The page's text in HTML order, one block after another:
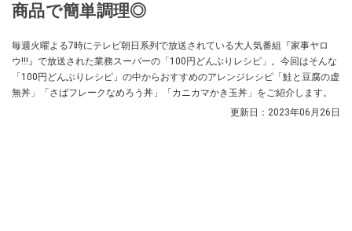
商品で簡単調理◎
毎週火曜よる7時にテレビ朝日系列で放送されている大人気番組『家事ヤロ
ウ!!!』で放送された業務スーパーの「100円どんぶりレシピ」。今回はそんな
「100円どんぶりレシピ」の中からおすすめのアレンジレシピ「鮭と豆腐の虚
無丼」「さばフレークなめろう丼」「カニカマかき玉丼」をご紹介します。
更新日： 2023年06月26日